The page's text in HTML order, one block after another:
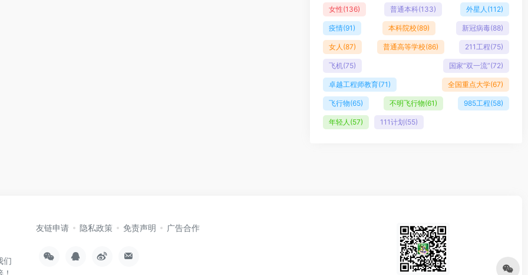
女性(136) 普通本科(133) 外星人 (112)
疫情(91) 本科院校(89) 新冠病毒(88)
女人 (87) 普通高等学校(86) 211工程(75)
飞机(75) 国家“双一流”(72)
卓越工程师教育(71) 全国重点大学(67)
飞行物(65) 不明飞行物(61) 985工程(58)
年轻人 (57) 111计划(55)
们
友链申请 隐私政策 免责声明 广告合作